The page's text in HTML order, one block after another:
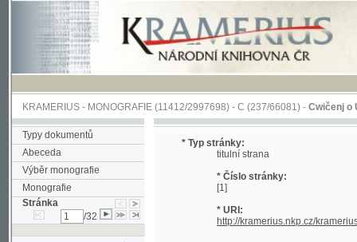
KRAMERIUS-MONOGRAFIE(11412/2997698) -C (237/66081)-Cwičenj o
Typy dokumentů
Abeceda
Výběr monografie
Monografie
Stránka
/32
PDF Vytvořit
rozsah stran: (max. 20)
* Typ stránky:
titulní strana
* Číslo stránky:
* URI: